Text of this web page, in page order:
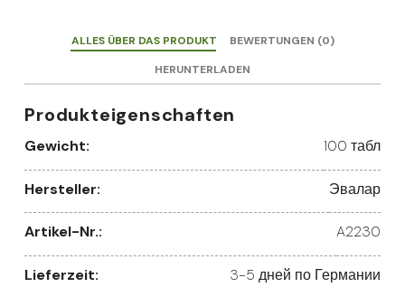
ALLES ÜBER DAS PRODUKT
BEWERTUNGEN (0)
HERUNTERLADEN
Produkteigenschaften
Gewicht: 100 табл
Hersteller: Эвалар
Artikel-Nr.: A2230
Lieferzeit: 3-5 дней по Германии